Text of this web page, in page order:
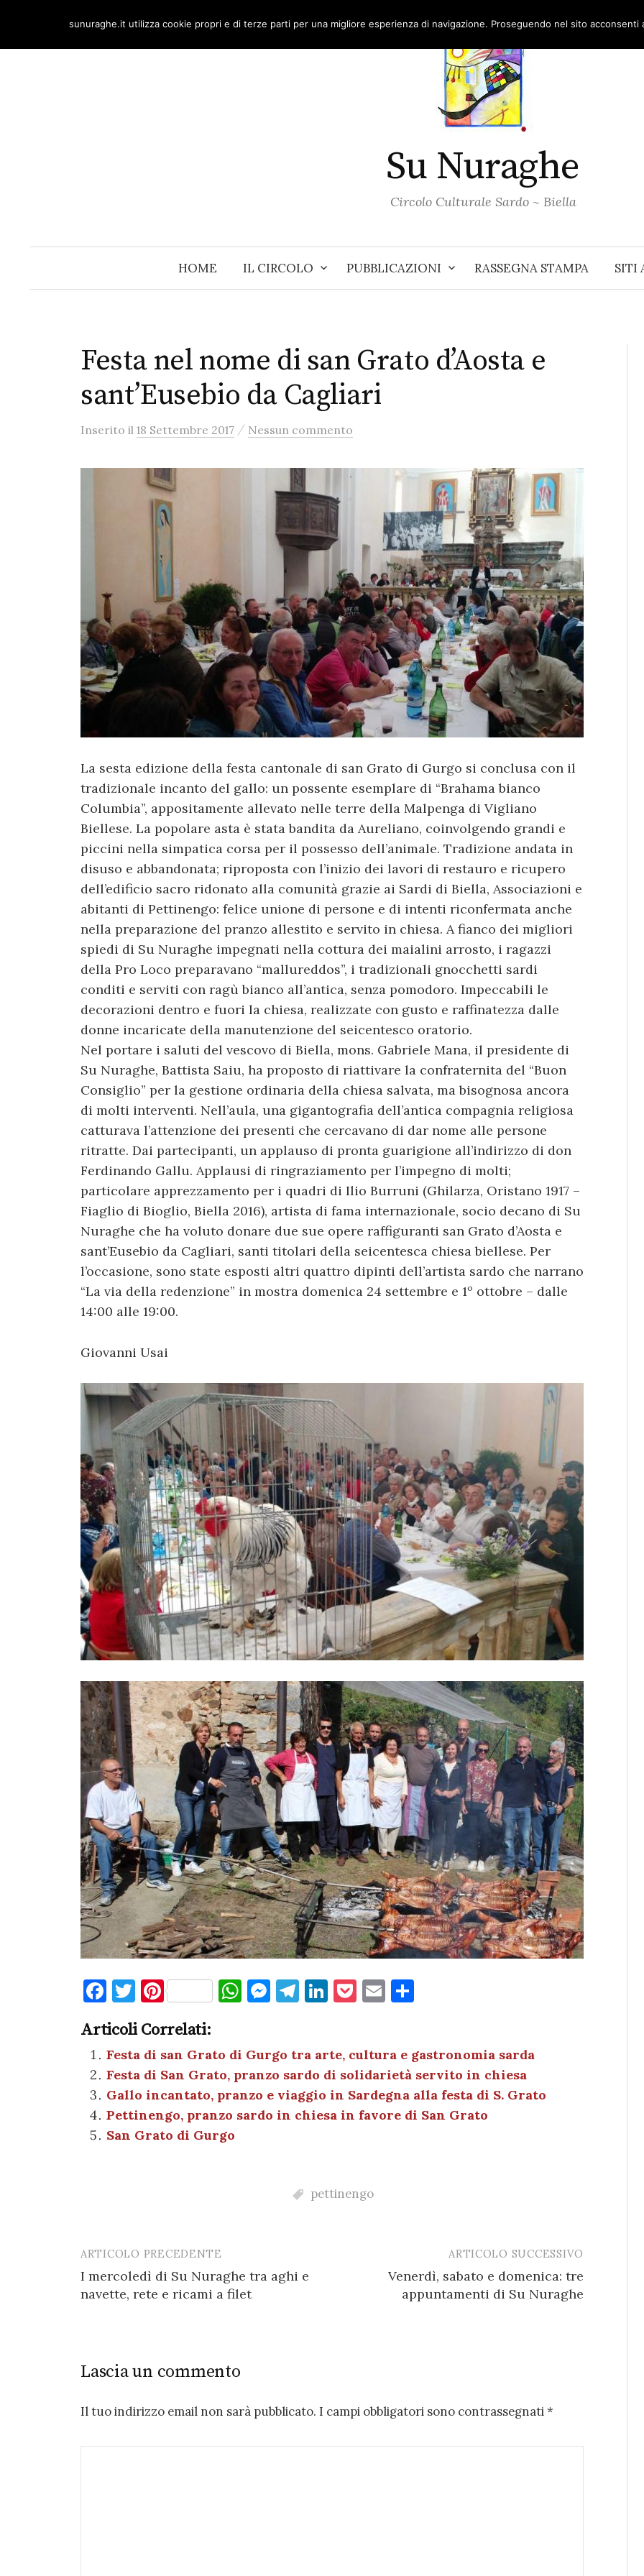
content
Su Nuraghe
Circolo Culturale Sardo ~ Biella
HOME IL CIRCOLO PUBBLICAZIONI RASSEGNA STAMPA SITI
Festa nel nome di san Grato d’Aosta e
sant’Eusebio da Cagliari
Inserito il 18 Settembre 2017 / Nessun commento
La sesta edizione della festa cantonale di san Grato di Gurgo si conclusa con il
tradizionale incanto del gallo: un possente esemplare di “Brahama bianco
Columbia”, appositamente allevato nelle terre della Malpenga di Vigliano
Biellese. La popolare asta è stata bandita da Aureliano, coinvolgendo grandi e
piccini nella simpatica corsa per il possesso dell’animale. Tradizione andata in
disuso e abbandonata; riproposta con l’inizio dei lavori di restauro e ricupero
dell’edificio sacro ridonato alla comunità grazie ai Sardi di Biella, Associazioni e
abitanti di Pettinengo: felice unione di persone e di intenti riconfermata anche
nella preparazione del pranzo allestito e servito in chiesa. A fianco dei migliori
spiedi di Su Nuraghe impegnati nella cottura dei maialini arrosto, i ragazzi
della Pro Loco preparavano “mallureddos”, i tradizionali gnocchetti sardi
conditi e serviti con ragù bianco all’antica, senza pomodoro. Impeccabili le
decorazioni dentro e fuori la chiesa, realizzate con gusto e raffinatezza dalle
donne incaricate della manutenzione del seicentesco oratorio.
Nel portare i saluti del vescovo di Biella, mons. Gabriele Mana, il presidente di
Su Nuraghe, Battista Saiu, ha proposto di riattivare la confraternita del “Buon
Consiglio” per la gestione ordinaria della chiesa salvata, ma bisognosa ancora
di molti interventi. Nell’aula, una gigantografia dell’antica compagnia religiosa
catturava l’attenzione dei presenti che cercavano di dar nome alle persone
ritratte. Dai partecipanti, un applauso di pronta guarigione all’indirizzo di don
Ferdinando Gallu. Applausi di ringraziamento per l’impegno di molti;
particolare apprezzamento per i quadri di Ilio Burruni (Ghilarza, Oristano 1917 –
Fiaglio di Bioglio, Biella 2016), artista di fama internazionale, socio decano di Su
Nuraghe che ha voluto donare due sue opere raffiguranti san Grato d’Aosta e
sant’Eusebio da Cagliari, santi titolari della seicentesca chiesa biellese. Per
l’occasione, sono state esposti altri quattro dipinti dell’artista sardo che narrano
“La via della redenzione” in mostra domenica 24 settembre e 1º ottobre – dalle
14:00 alle 19:00.
Giovanni Usai
F
c
e
b
o
o
T
it
te
r
Pi
er
es
t
W
s
A
p
p
M
n
g
er
T
gr
a
m
Li
e
dI
n
P
k
et
E
l di
vi
di
Articoli Correlati:
Festa di san Grato di Gurgo tra arte, cultura e gastronomia sarda
Festa di San Grato, pranzo sardo di solidarietà servito in chiesa
Gallo incantato, pranzo e viaggio in Sardegna alla festa di S. Grato
Pettinengo, pranzo sardo in chiesa in favore di San Grato
San Grato di Gurgo
pettinengo
Post
navigation
ARTICOLO PRECEDENTE
I mercoledì di Su Nuraghe tra aghi e
navette, rete e ricami a filet
ARTICOLO SUCCESSIVO
Venerdì, sabato e domenica: tre
appuntamenti di Su Nuraghe
Lascia un commento
Il tuo indirizzo email non sarà pubblicato. I campi obbligatori sono contrassegnati*
sunuraghe.it utilizza cookie propri e di terze parti per una migliore esperienza di navigazione. Proseguendo nel sito acconsenti